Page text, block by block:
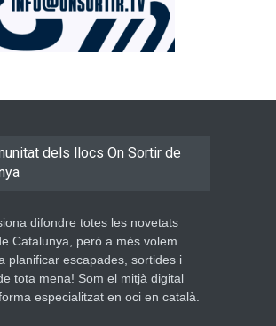
dels llocs On Sortir de
difondre totes les novetats
Catalunya, però a més volem
planificar escapades, sortides i
tota mena! Som el mitjà digital
especialitzat en oci en català.